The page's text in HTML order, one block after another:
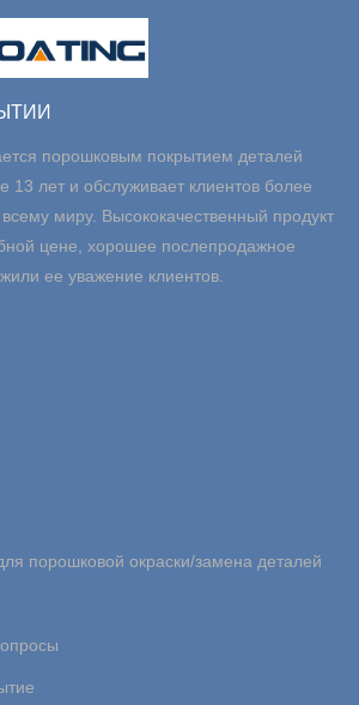
порошковым покрытием деталей
13 лет и обслуживает клиентов более
миру. Высококачественный продукт
цене, хорошее послепродажное
ее уважение клиентов.
порошковой окраски/замена деталей